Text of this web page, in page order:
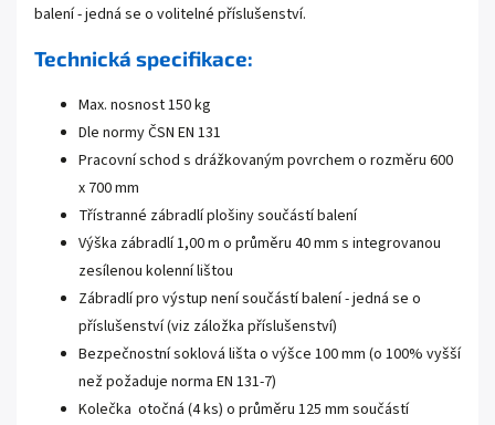
balení - jedná se o volitelné příslušenství.
Technická specifikace:
Max. nosnost 150 kg
Dle normy ČSN EN 131
Pracovní schod s drážkovaným povrchem o rozměru 600
x 700 mm
Třístranné zábradlí plošiny součástí balení
Výška zábradlí 1,00 m o průměru 40 mm s integrovanou
zesílenou kolenní lištou
Zábradlí pro výstup není součástí balení - jedná se o
příslušenství (viz záložka příslušenství)
Bezpečnostní soklová lišta o výšce 100 mm (o 100% vyšší
než požaduje norma EN 131-7)
Kolečka otočná (4 ks) o průměru 125 mm součástí